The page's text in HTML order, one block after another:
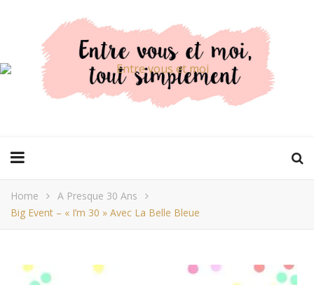
Home
A Presque 30 Ans
Big Event – « I’m 30 » Avec La Belle Bleue